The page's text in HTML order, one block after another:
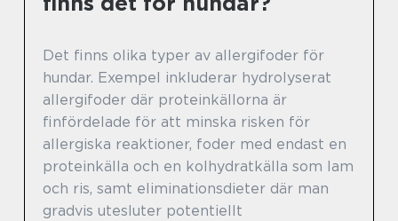
Det finns olika typer av allergifoder för
hundar. Exempel inkluderar hydrolyserat
allergifoder där proteinkällorna är
finfördelade för att minska risken för
allergiska reaktioner, foder med endast en
proteinkälla och en kolhydratkälla som lam
och ris, samt eliminationsdieter där man
gradvis utesluter potentiellt